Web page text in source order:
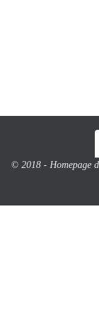
© 2018 - Homepage